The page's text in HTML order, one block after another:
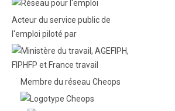
Acteur du service public de
l'emploi piloté par
Membre du réseau Cheops